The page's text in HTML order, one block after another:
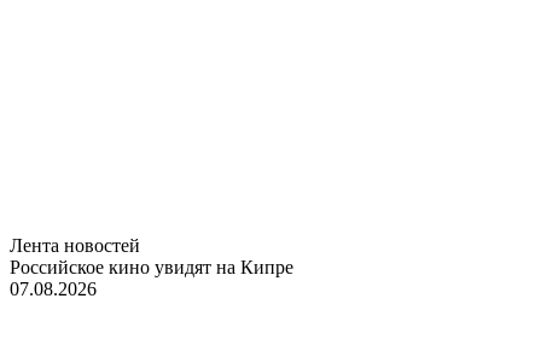
Лента новостей
Российское кино увидят на Кипре
07.08.2026